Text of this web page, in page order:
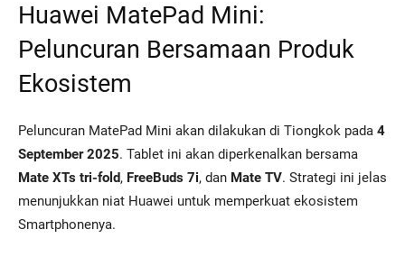
Huawei MatePad Mini:
Peluncuran Bersamaan Produk
Ekosistem
Peluncuran MatePad Mini akan dilakukan di Tiongkok pada 4
September 2025. Tablet ini akan diperkenalkan bersama
Mate XTs tri-fold, FreeBuds 7i, dan Mate TV. Strategi ini jelas
menunjukkan niat Huawei untuk memperkuat ekosistem
Smartphonenya.